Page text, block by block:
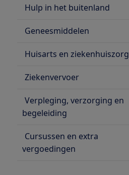
Hulp in het buitenland
Geneesmiddelen
Huisarts en ziekenhuiszorg
Ziekenvervoer
Verpleging, verzorging en
begeleiding
Cursussen en extra
vergoedingen